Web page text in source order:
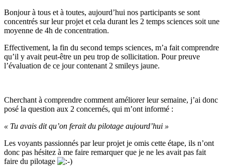
Bonjour à tous et à toutes, aujourd’hui nos participants se sont
concentrés sur leur projet et cela durant les 2 temps sciences soit une
moyenne de 4h de concentration.
Effectivement, la fin du second temps sciences, m’a fait comprendre
qu’il y avait peut-être un peu trop de sollicitation. Pour preuve
l’évaluation de ce jour contenant 2 smileys jaune.
Cherchant à comprendre comment améliorer leur semaine, j’ai donc
posé la question aux 2 concernés, qui m’ont informé :
« Tu avais dit qu’on ferait du pilotage aujourd’hui »
Les voyants passionnés par leur projet je omis cette étape, ils n’ont
donc pas hésitez à me faire remarquer que je ne les avait pas fait
faire du pilotage